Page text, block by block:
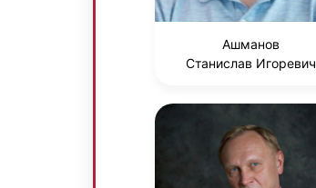
Ашманов
Станислав Игоревич